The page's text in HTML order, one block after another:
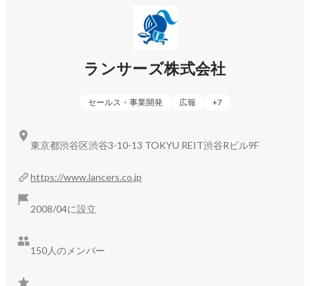
ランサーズ株式会社
セールス・事業開発 広報 +7
https://www.lancers.co.jp
2008/04に設立
150人のメンバー
東京都渋谷区渋谷3-10-13 TOKYU REIT渋谷Rビル9F